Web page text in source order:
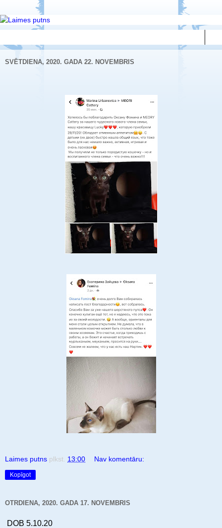
SVĒTDIENA, 2020. GADA 22. NOVEMBRIS
Laimes putns plkst. 13:00 Nav komentāru:
Kopīgot
OTRDIENA, 2020. GADA 17. NOVEMBRIS
DOB 5.10.20